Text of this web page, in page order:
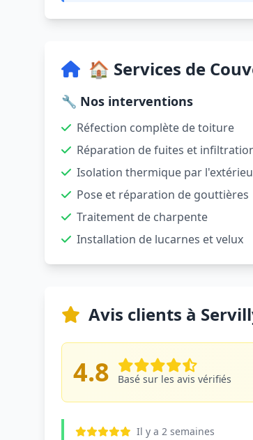
🏠 Services de
🔧 Nos interventions
Réfection complète de toiture
Réparation de fuites et
Isolation thermique par
Pose et réparation de gouttières
Traitement de charpente
Installation de lucarnes et velux
Avis clients à
4.8 Basé sur les avis vérifiés
Il y a 2 semaines